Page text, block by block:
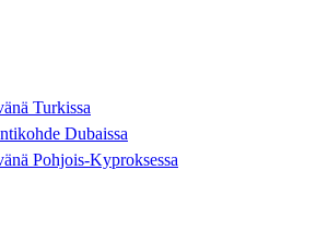
Turkissa
Dubaissa
Pohjois-Kyproksessa